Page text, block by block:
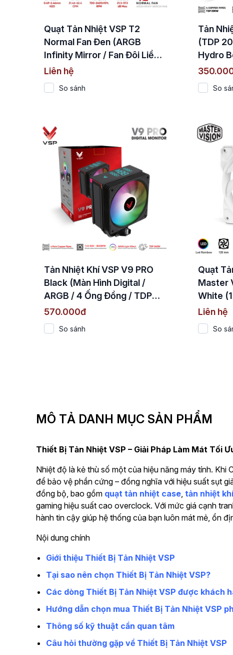
Quạt Tản Nhiệt VSP T2
Normal Fan Đen (ARGB
Infinity Mirror / Fan Đôi Liền
Khối)
Liên hệ
So sánh
Tản
(TDP
Hydro
So
Tản Nhiệt Khí VSP V9 PRO
Black (Màn Hình Digital /
ARGB / 4 Ống Đồng / TDP
240W)
570.000đ
So sánh
Quạt
Master
White
Trục
Liên hệ
So
MÔ TẢ DANH MỤC SẢN PHẨM
Thiết Bị Tản Nhiệt VSP – Giải Pháp Làm Mát Tối
Nhiệt độ là kẻ thù số một của hiệu năng máy tính.
để bảo vệ phần cứng – đồng nghĩa với hiệu suất sụt
đồng bộ, bao gồm quạt tản nhiệt case tản nhiệt
gaming hiệu suất cao overclock. Với mức giá cạnh
hành tin cậy giúp hệ thống của bạn luôn mát mẻ, ổn
Nội dung chính
Giới thiệu Thiết Bị Tản Nhiệt VSP
Tại sao nên chọn Thiết Bị Tản Nhiệt VSP?
Các dòng Thiết Bị Tản Nhiệt VSP được khách
Hướng dẫn chọn mua Thiết Bị Tản Nhiệt VSP
Thông số kỹ thuật cần quan tâm
Câu hỏi thường gặp về Thiết Bị Tản Nhiệt VSP